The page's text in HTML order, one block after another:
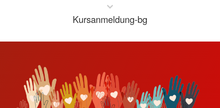
Kursanmeldung-bg